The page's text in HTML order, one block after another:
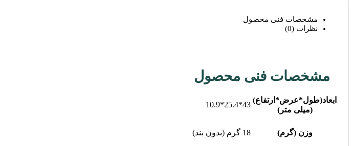
مشخصات فنی محصول
نظرات (0)
مشخصات فنی محصول
ابعاد(طول*عرض*ارتفاع)
(میلی متر)
43*25.4*10.9
وزن (گرم) 18 گرم (بدون بند)